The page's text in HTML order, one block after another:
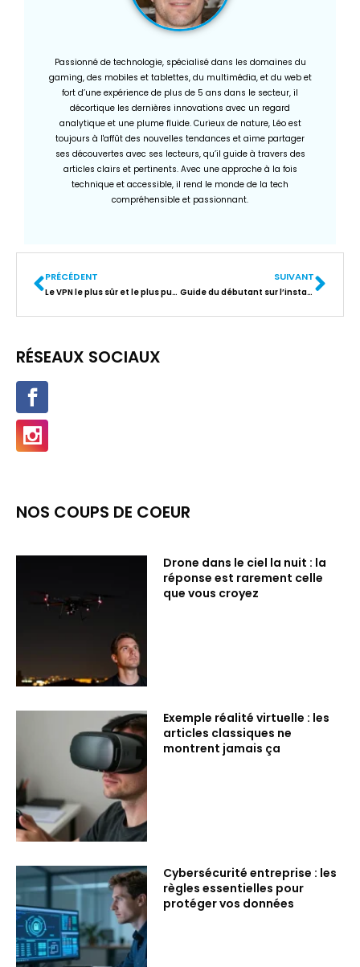
Passionné de technologie, spécialisé dans les domaines du
gaming, des mobiles et tablettes, du multimédia, et du web et
fort d’une expérience de plus de 5 ans dans le secteur, il
décortique les dernières innovations avec un regard
analytique et une plume fluide. Curieux de nature, Léo est
toujours à l'affût des nouvelles tendances et aime partager
ses découvertes avec ses lecteurs, qu’il guide à travers des
articles clairs et pertinents. Avec une approche à la fois
technique et accessible, il rend le monde de la tech
compréhensible et passionnant.
PRÉCÉDENT
Le VPN le plus sûr et le plus puissant sur Internet
SUIVANT
Guide du débutant sur l’installation d’un blog WordPress à l’aide de cPanel
RÉSEAUX SOCIAUX
NOS COUPS DE COEUR
Drone dans le ciel la nuit : la
réponse est rarement celle
que vous croyez
Exemple réalité virtuelle : les
articles classiques ne
montrent jamais ça
Cybersécurité entreprise : les
règles essentielles pour
protéger vos données